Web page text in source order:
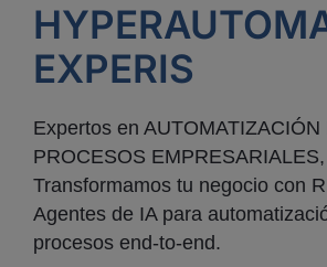
EXPERIS
Expertos en AUTOMATIZACIÓN
PROCESOS EMPRESARIALES,
Transformamos tu negocio con
Agentes de IA para
procesos end-to-end.